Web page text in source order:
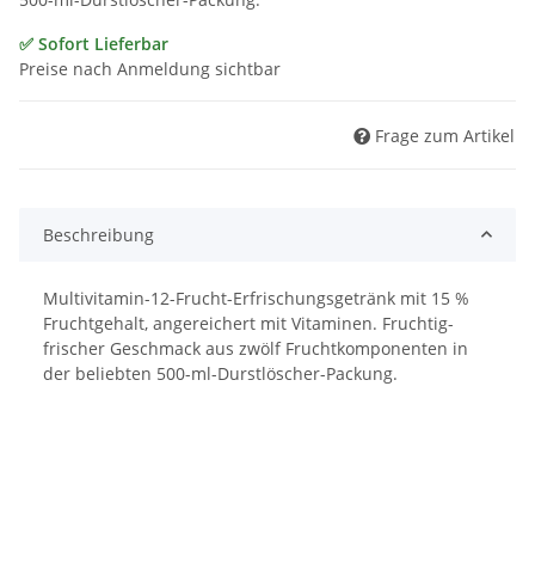
✅ Sofort Lieferbar
Preise nach Anmeldung sichtbar
Frage zum Artikel
Beschreibung
Multivitamin-12-Frucht-Erfrischungsgetränk mit 15 %
Fruchtgehalt, angereichert mit Vitaminen. Fruchtig-
frischer Geschmack aus zwölf Fruchtkomponenten in
der beliebten 500-ml-Durstlöscher-Packung.